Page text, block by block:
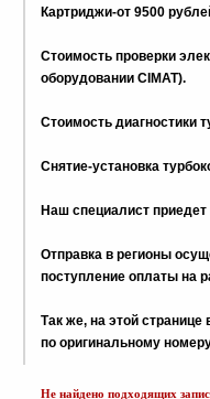
Картриджи-от 9500
Стоимость проверки
оборудовании CIMAT).
Стоимость диагностики
Снятие-установка
Наш специалист приедет
Отправка в регионы
поступление оплаты на
Tак же, на этой
по оригинальному
Не найдено подходящих